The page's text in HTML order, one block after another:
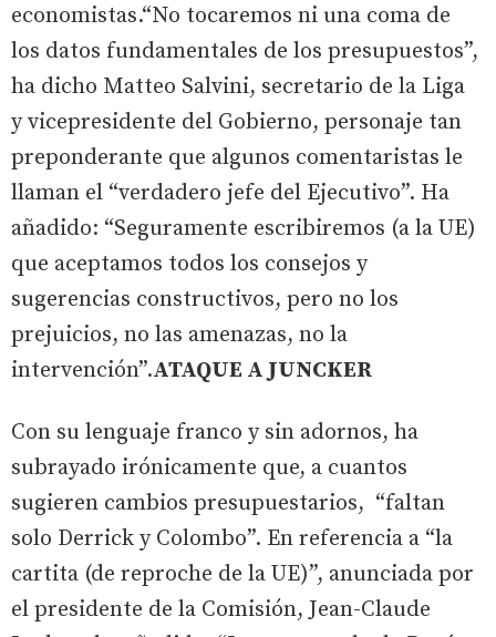
economistas.“No tocaremos ni una coma de
los datos fundamentales de los presupuestos”,
ha dicho Matteo Salvini, secretario de la Liga
y vicepresidente del Gobierno, personaje tan
preponderante que algunos comentaristas le
llaman el “verdadero jefe del Ejecutivo”. Ha
añadido: “Seguramente escribiremos (a la UE)
que aceptamos todos los consejos y
sugerencias constructivos, pero no los
prejuicios, no las amenazas, no la
intervención”.ATAQUE A JUNCKER
Con su lenguaje franco y sin adornos, ha
subrayado irónicamente que, a cuantos
sugieren cambios presupuestarios, “faltan
solo Derrick y Colombo”. En referencia a “la
cartita (de reproche de la UE)”, anunciada por
el presidente de la Comisión, Jean-Claude